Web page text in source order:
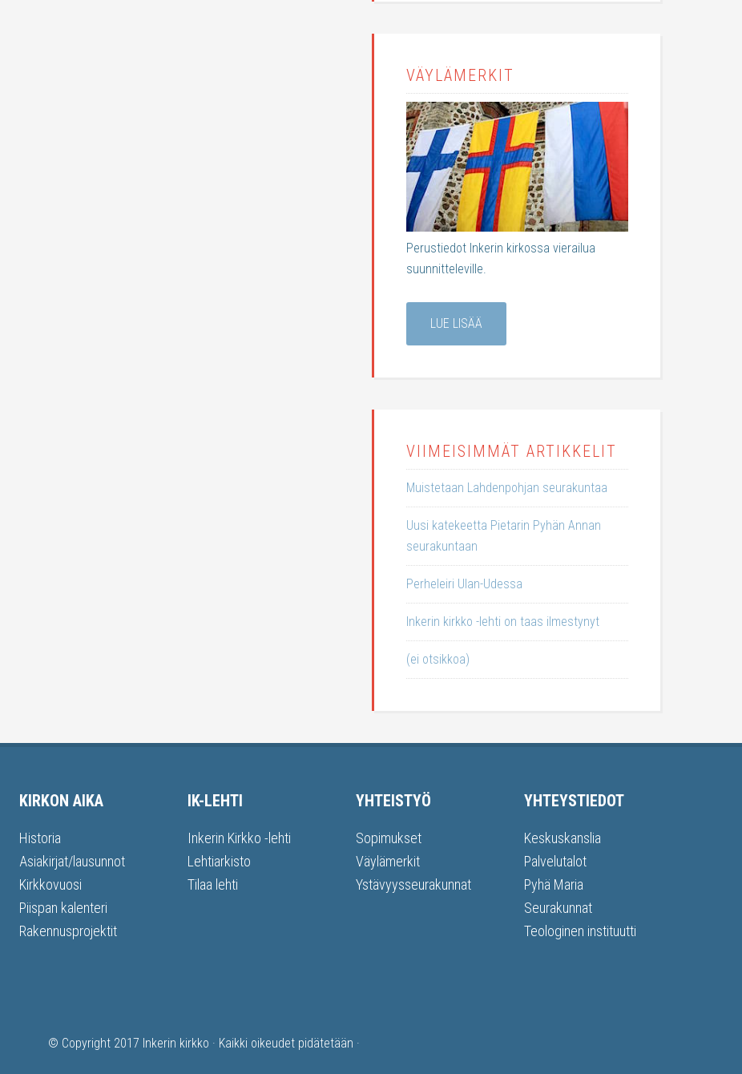
VÄYLÄMERKIT
Perustiedot Inkerin kirkossa vierailua
suunnitteleville.
LUE LISÄÄ
VIIMEISIMMÄT ARTIKKELIT
Muistetaan Lahdenpohjan seurakuntaa
Uusi katekeetta Pietarin Pyhän Annan
seurakuntaan
Perheleiri Ulan-Udessa
Inkerin kirkko -lehti on taas ilmestynyt
(ei otsikkoa)
KIRKON AIKA
Historia
Asiakirjat/lausunnot
Kirkkovuosi
Piispan kalenteri
Rakennusprojektit
IK-LEHTI
Inkerin Kirkko -lehti
Lehtiarkisto
Tilaa lehti
YHTEISTYÖ
Sopimukset
Väylämerkit
Ystävyysseurakunnat
YHTEYSTIEDOT
Keskuskanslia
Palvelutalot
Pyhä Maria
Seurakunnat
Teologinen instituutti
© Copyright 2017 Inkerin kirkko · Kaikki oikeudet pidätetään ·